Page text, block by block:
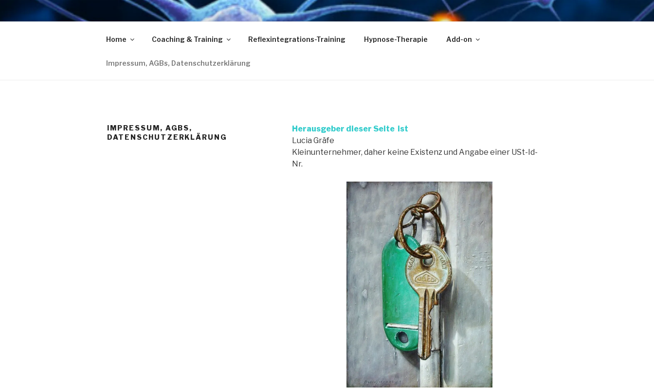
LUCIA GRÄFE
Home Coaching & Training Reflexintegrations-Training Hypnose-Therapie Add-on
Impressum, AGBs, Datenschutzerklärung
IMPRESSUM, AGBS,
DATENSCHUTZERKLÄRUNG
Herausgeber dieser Seite ist
Lucia Gräfe
Kleinunternehmer, daher keine Existenz und Angabe einer USt-Id-
Nr.